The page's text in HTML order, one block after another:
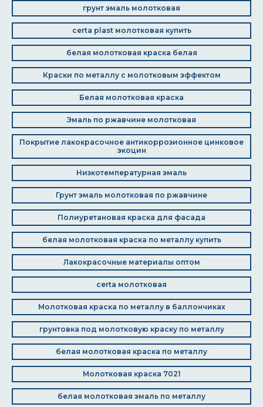
грунт эмаль молотковая
certa plast молотковая купить
белая молотковая краска белая
Краски по металлу с молотковым эффектом
Белая молотковая краска
Эмаль по ржавчине молотковая
Покрытие лакокрасочное антикоррозионное цинковое
экоцин
Низкотемпературная эмаль
Грунт эмаль молотковая по ржавчине
Полиуретановая краска для фасада
белая молотковая краска по металлу купить
Лакокрасочные материалы оптом
certa молотковая
Молотковая краска по металлу в баллончиках
грунтовка под молотковую краску по металлу
белая молотковая краска по металлу
Молотковая краска 7021
белая молотковая эмаль по металлу